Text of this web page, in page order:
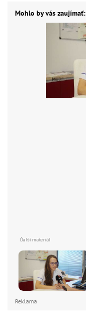
Mohlo by vás zaujímať:
Reklama